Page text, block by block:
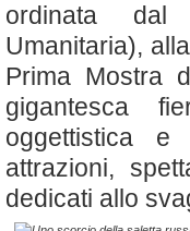
ordinata dal
Umanitaria),
Prima Mostra
gigantesca
oggettistica e
attrazioni,
dedicati allo